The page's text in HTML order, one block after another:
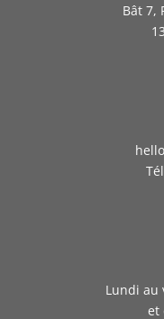
Bât 7,
Lundi au
et